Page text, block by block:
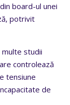
board-ul unei
potrivit
multe studii
controlează
tensiune
de